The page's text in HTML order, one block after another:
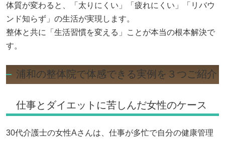
体質が変わると、「太りにくい」「疲れにくい」「リバウ
ンド知らず」の生活が実現します。
整体と共に「生活習慣を変える」ことが本当の根本解決で
す。
浦和の整体院で体感できる実例を３つご紹介
仕事とダイエットに苦しんだ女性のケース
30代介護士の女性Aさんは、仕事が多忙で自分の健康管理